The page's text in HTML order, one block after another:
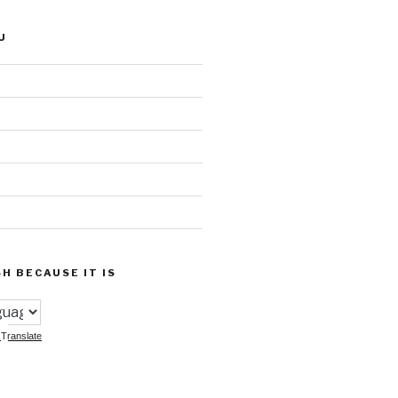
BECAUSE IT IS
Translate